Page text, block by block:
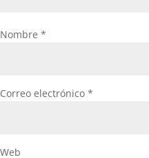
Nombre *
Correo electrónico *
Web